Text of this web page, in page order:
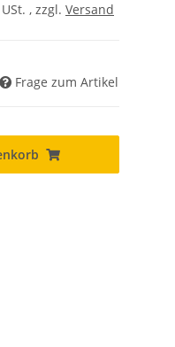
, zzgl. Versand
Frage zum Artikel